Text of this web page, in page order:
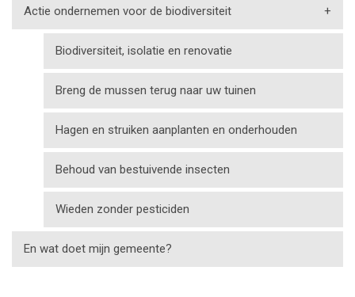
Actie ondernemen voor de biodiversiteit +
Biodiversiteit, isolatie en renovatie
Breng de mussen terug naar uw tuinen
Hagen en struiken aanplanten en onderhouden
Behoud van bestuivende insecten
Wieden zonder pesticiden
En wat doet mijn gemeente?